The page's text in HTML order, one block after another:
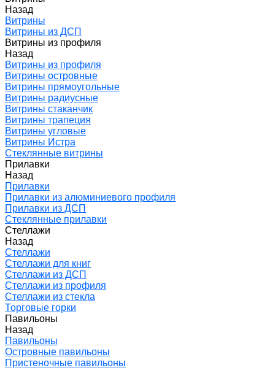
Назад
Витрины
Витрины из ДСП
Витрины из профиля
Назад
Витрины из профиля
Витрины островные
Витрины прямоугольные
Витрины радиусные
Витрины стаканчик
Витрины трапеция
Витрины угловые
Витрины Истра
Стеклянные витрины
Прилавки
Назад
Прилавки
Прилавки из алюминиевого профиля
Прилавки из ДСП
Стеклянные прилавки
Стеллажи
Назад
Стеллажи
Стеллажи для книг
Стеллажи из ДСП
Стеллажи из профиля
Стеллажи из стекла
Торговые горки
Павильоны
Назад
Павильоны
Островные павильоны
Пристеночные павильоны